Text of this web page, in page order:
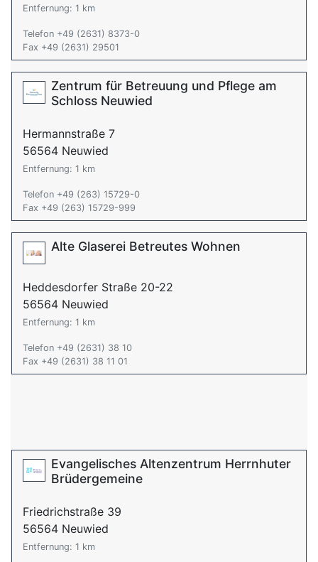
Entfernung: 1 km
Telefon +49 (2631) 8373-0
Fax +49 (2631) 29501
Zentrum für Betreuung und Pflege am
Schloss Neuwied
Hermannstraße 7
56564 Neuwied
Entfernung: 1 km
Telefon +49 (263) 15729-0
Fax +49 (263) 15729-999
Alte Glaserei Betreutes Wohnen
Heddesdorfer Straße 20-22
56564 Neuwied
Entfernung: 1 km
Telefon +49 (2631) 38 10
Fax +49 (2631) 38 11 01
Evangelisches Altenzentrum Herrnhuter
Brüdergemeine
Friedrichstraße 39
56564 Neuwied
Entfernung: 1 km